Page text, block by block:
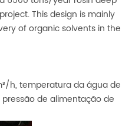
This design is mainly
of organic solvents in the
h, temperatura da água de
de alimentação de